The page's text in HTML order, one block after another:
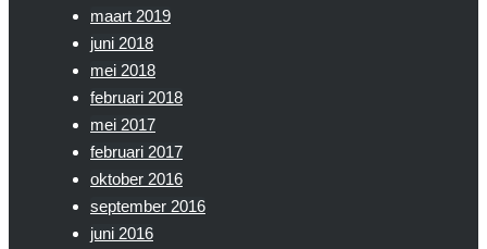
maart 2019
juni 2018
mei 2018
februari 2018
mei 2017
februari 2017
oktober 2016
september 2016
juni 2016